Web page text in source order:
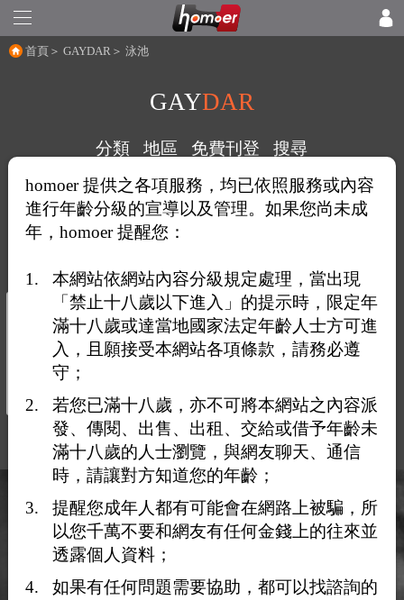
首頁 ＞ GAYDAR ＞ 泳池
GAYDAR
分類 地區 免費刊登 搜尋
泳池：
homoer 提供之各項服務，均已依照服務或內容
進行年齡分級的宣導以及管理。如果您尚未成
年，homoer 提醒您：
本網站依網站內容分級規定處理，當出現
「禁止十八歲以下進入」的提示時，限定年
滿十八歲或達當地國家法定年齡人士方可進
入，且願接受本網站各項條款，請務必遵
守；
若您已滿十八歲，亦不可將本網站之內容派
發、傳閱、出售、出租、交給或借予年齡未
滿十八歲的人士瀏覽，與網友聊天、通信
時，請讓對方知道您的年齡；
提醒您成年人都有可能會在網路上被騙，所
以您千萬不要和網友有任何金錢上的往來並
透露個人資料；
如果有任何問題需要協助，都可以找諮詢的